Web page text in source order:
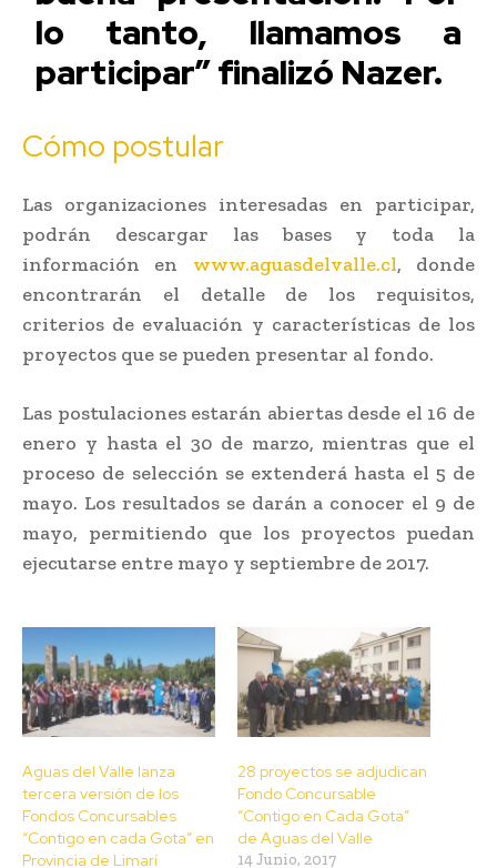
lo tanto, llamamos a
participar” finalizó Nazer.
Cómo postular
Las organizaciones interesadas en participar,
podrán descargar las bases y toda la
información en www.aguasdelvalle.cl, donde
encontrarán el detalle de los requisitos,
criterios de evaluación y características de los
proyectos que se pueden presentar al fondo.
Las postulaciones estarán abiertas desde el 16 de
enero y hasta el 30 de marzo, mientras que el
proceso de selección se extenderá hasta el 5 de
mayo. Los resultados se darán a conocer el 9 de
mayo, permitiendo que los proyectos puedan
ejecutarse entre mayo y septiembre de 2017.
Aguas del Valle lanza
tercera versión de los
Fondos Concursables
“Contigo en cada Gota” en
Provincia de Limarí
28 proyectos se adjudican
Fondo Concursable
“Contigo en Cada Gota”
de Aguas del Valle
14 Junio, 2017